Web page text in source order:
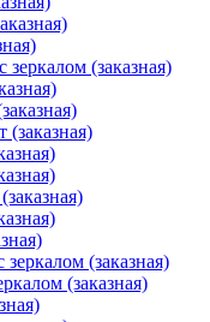
зеркалом (заказная)
(заказная)
(заказная)
(заказная)